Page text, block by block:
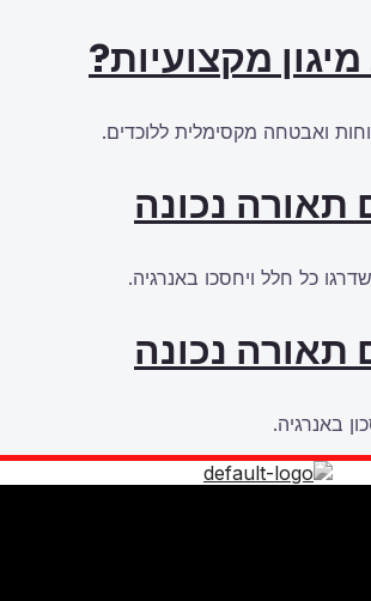
מקצועיות?
ואבטחה מקסימלית ללוכדים.
תאורה נכונה
כל חלל ויחסכו באנרגיה.
תאורה נכונה
באנרגיה.